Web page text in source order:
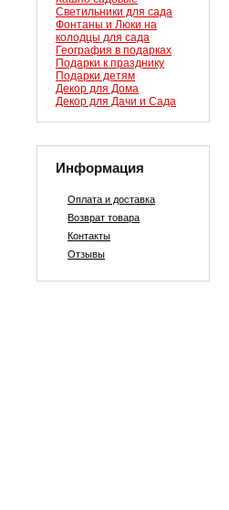
Светильники для сада
Фонтаны и Люки на
колодцы для сада
География в подарках
Подарки к празднику
Подарки детям
Декор для Дома
Декор для Дачи и Сада
Информация
Оплата и доставка
Возврат товара
Контакты
Отзывы